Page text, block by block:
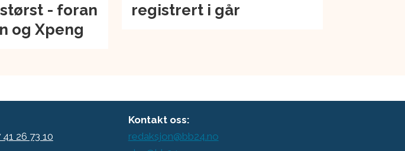
- foran
og Xpeng
registrert i går
41 26 73 10
Kontakt oss:
redaksjon@bb24.no